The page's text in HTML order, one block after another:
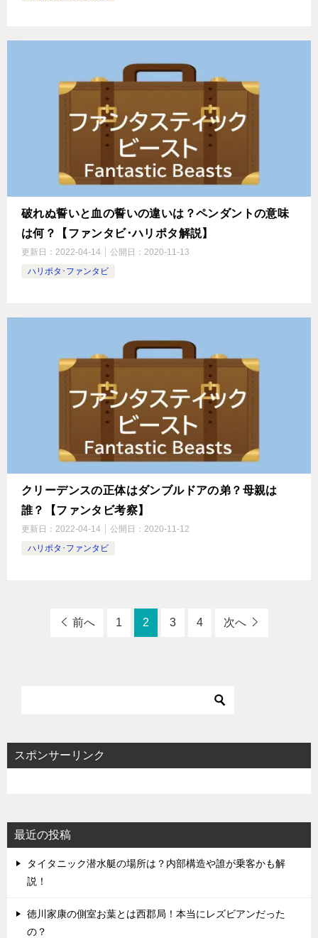
破れぬ誓いと血の誓いの違いは？ペンダントの意味
は何？【ファンタビ･ハリポタ解説】
更新日： 2022-04-14 公開日： 2020-11-13
ハリポタ･ファンタビ
クリーデンスの正体はダンブルドアの弟？母親は
誰？【ファンタビ考察】
更新日： 2022-04-14 公開日： 2020-11-12
ハリポタ･ファンタビ
前へ 1 2 3 4 次へ
スポンサーリンク
最近の投稿
タイタニック潜水艇の場所は？内部構造や誰が乗客かも解
説！
徳川家康の側室お葉とは西郡局！本当にレズビアンだった
の？